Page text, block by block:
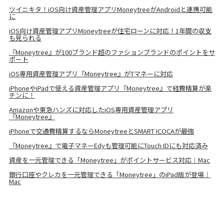
ツイニキタ！iOS向け資産管理アプリMoneytreeがAndroidと連携可能
に
iOS向け資産管理アプリMoneytreeが住宅ローンに対応！1年間の収支
も見られる
『Moneytree』が100ブランド超のファションブランドのポイントをサ
ポート
iOS専用資産管理アプリ『Moneytree』がTマネーに対応
iPhoneやiPadで使える資産管理アプリ『Moneytree』で経費精算が楽
チンに！
Amazonや東急ハンズに対応したiOS専用資産管理アプリ
『Moneytree』
iPhoneで交通費精算するならMoneytreeとSMART ICOCAが最強
『Moneytree』で電子マネーEdyも管理可能にTouch IDにも対応済み
資産を一元管理できる「Moneytree」がポイントサービス対応｜Mac
銀行口座やクレカを一元管理できる「Moneytree」のiPad版が登場｜
Mac